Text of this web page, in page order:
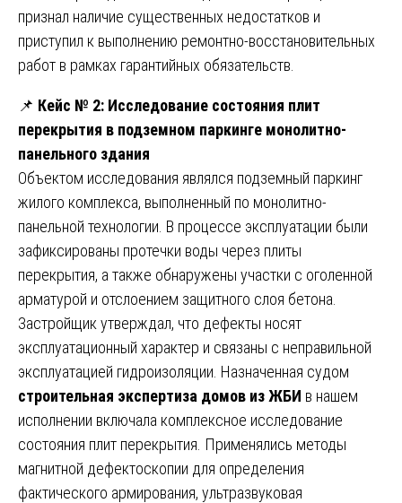
признал наличие существенных недостатков и
приступил к выполнению ремонтно-восстановительных
работ в рамках гарантийных обязательств.
📌 Кейс № 2: Исследование состояния плит
перекрытия в подземном паркинге монолитно-
панельного здания
Объектом исследования являлся подземный паркинг
жилого комплекса, выполненный по монолитно-
панельной технологии. В процессе эксплуатации были
зафиксированы протечки воды через плиты
перекрытия, а также обнаружены участки с оголенной
арматурой и отслоением защитного слоя бетона.
Застройщик утверждал, что дефекты носят
эксплуатационный характер и связаны с неправильной
эксплуатацией гидроизоляции. Назначенная судом
строительная экспертиза домов из ЖБИ в нашем
исполнении включала комплексное исследование
состояния плит перекрытия. Применялись методы
магнитной дефектоскопии для определения
фактического армирования, ультразвуковая